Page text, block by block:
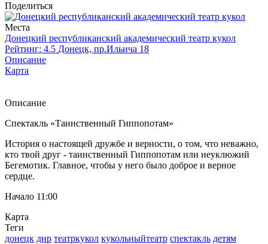
Поделиться
Места
Донецкий республиканский академический театр кукол
Рейтинг: 4.5 Донецк, пр.Ильича 18
Описание
Карта
Описание
Спектакль «Таинственный Гиппопотам»
История о настоящей дружбе и верности, о том, что неважно,
кто твой друг - таинственный Гиппопотам или неуклюжий
Бегемотик. Главное, чтобы у него было доброе и верное
сердце.
Начало 11:00
Карта
Теги
донецк днр театркукол кукольныйтеатр спектакль детям